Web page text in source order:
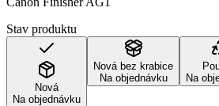
Stav produktu
Nová
Na objednávku
Nová bez krabice
Na objednávku
Na